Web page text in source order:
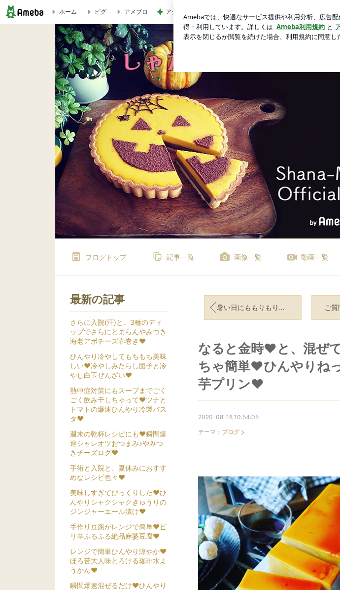
なると金時❤️と、混ぜて冷やしてめちゃ簡単❤️ひんやりねっとりさつま芋プリン❤️ | しゃなマ
ホーム ピグ アメブロ アグネス 一番集中できる執筆場所
ブログトップ 記事一覧 画像一覧 動画一覧
暑い日にももりもり美味しい❤️我が家のゴーヤチャンプルー♪
なると金時❤️と、混ぜ
ちゃ簡単❤️ひんやりね
芋プリン❤️
2020-08-18 10:54:05
テーマ： ブログ
最新の記事
さらに入院(汗)と、3種のディ
ップでさらにとまらんやみつき
海老アボチーズ春巻き❤
ひんやり冷やしてもちもち美味
しい❤冷やしみたらし団子と冷
やし白玉ぜんざい❤
熱中症対策にもスープまでごく
ごく飲み干しちゃって❤ツナと
トマトの爆速ひんやり冷製パス
タ❤
週末の乾杯レシピにも❤瞬間爆
速シャレオツおつまみ♪やみつ
きチーズログ❤
手術と入院と、夏休みにおすす
めなレシピ色々❤
美味しすぎてびっくりした❤ひ
んやりシャクシャクきゅうりの
ジンジャーエール漬け❤
手作り豆腐がレンジで簡単❤ピ
リ辛ふるふる絶品麻婆豆腐❤
レンジで簡単ひんやり涼やか❤
ほろ苦大人味とろける珈琲水よ
うかん❤
瞬間爆速混ぜるだけ❤ひんやり